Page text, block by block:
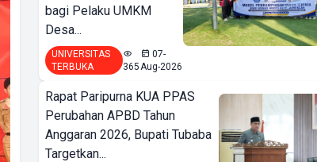
bagi Pelaku UMKM
Desa...
UNIVERSITAS
TERBUKA
365
07-
Aug-2026
Rapat Paripurna KUA PPAS
Perubahan APBD Tahun
Anggaran 2026, Bupati Tubaba
Targetkan...